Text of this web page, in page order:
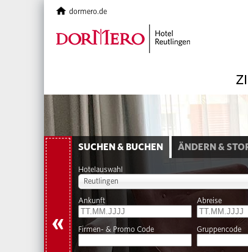
dormero.de
«
SUCHEN & BUCHEN ÄNDERN &
Hotelauswahl
Reutlingen
Ankunft Abreise
Firmen- & Promo Code Gruppencode